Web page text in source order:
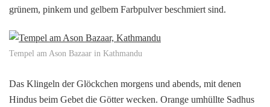
grünem, pinkem und gelbem Farbpulver beschmiert sind.
Tempel am Ason Bazaar in Kathmandu
Das Klingeln der Glöckchen morgens und abends, mit denen
Hindus beim Gebet die Götter wecken. Orange umhüllte Sadhus